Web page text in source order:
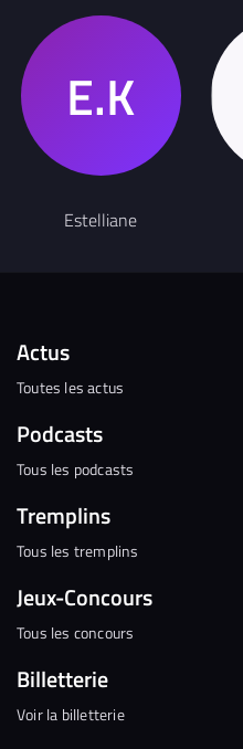
Estelliane
Actus
Toutes les actus
Podcasts
Tous les podcasts
Tremplins
Tous les tremplins
Jeux-Concours
Tous les concours
Billetterie
Voir la billetterie